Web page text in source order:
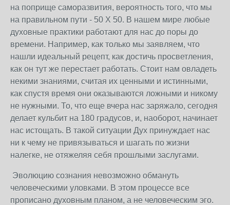
на поприще саморазвития, вероятность того, что мы
на правильном пути - 50 X 50. В нашем мире любые
духовные практики работают для нас до поры до
времени. Например, как только мы заявляем, что
нашли идеальный рецепт, как достичь просветления,
как он тут же перестает работать. Стоит нам овладеть
некими знаниями, считая их ценными и истинными,
как спустя время они оказываются ложными и никому
не нужными. То, что еще вчера нас заряжало, сегодня
делает кульбит на 180 градусов, и, наоборот, начинает
нас истощать. В такой ситуации Дух принуждает нас
ни к чему не привязываться и шагать по жизни
налегке, не отяжеляя себя прошлыми заслугами.
Эволюцию сознания невозможно обмануть
человеческими уловками. В этом процессе все
прописано духовным планом, а не человеческим эго.